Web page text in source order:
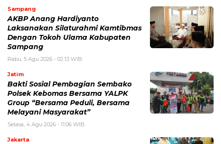
Sampang
AKBP Anang Hardiyanto
Laksanakan Silaturahmi Kamtibmas
Dengan Tokoh Ulama Kabupaten
Sampang
Rabu, 5 Agu 2026 - 02:13 WIB
Jatim
Bakti Sosial Pembagian Sembako
Polsek Kebomas Bersama YALPK
Group “Bersama Peduli, Bersama
Melayani Masyarakat”
Selasa, 4 Agu 2026 - 11:06 WIB
Jakarta